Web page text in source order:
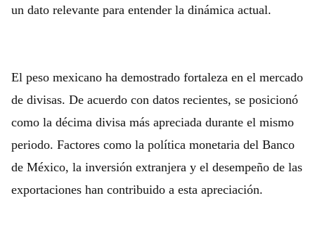
un dato relevante para entender la dinámica actual.
El peso mexicano ha demostrado fortaleza en el mercado
de divisas. De acuerdo con datos recientes, se posicionó
como la décima divisa más apreciada durante el mismo
periodo. Factores como la política monetaria del Banco
de México, la inversión extranjera y el desempeño de las
exportaciones han contribuido a esta apreciación.